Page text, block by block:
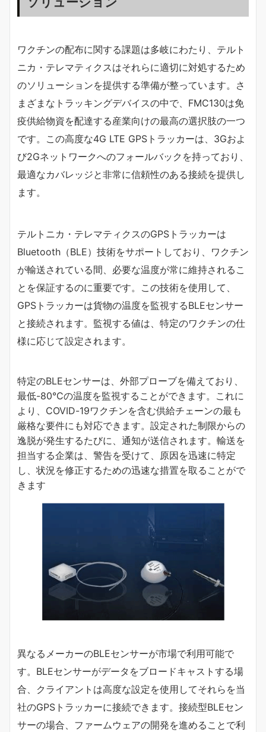
ワクチンの配布に関する課題は多岐にわたり、テルト
ニカ・テレマティクスはそれらに適切に対処するため
のソリューションを提供する準備が整っています。さ
まざまなトラッキングデバイスの中で、FMC130は免
疫供給物資を配達する産業向けの最高の選択肢の一つ
です。この高度な4G LTE GPSトラッカーは、3Gおよ
び2Gネットワークへのフォールバックを持っており、
最適なカバレッジと非常に信頼性のある接続を提供し
ます。
テルトニカ・テレマティクスのGPSトラッカーは
Bluetooth（BLE）技術をサポートしており、ワクチン
が輸送されている間、必要な温度が常に維持されるこ
とを保証するのに重要です。この技術を使用して、
GPSトラッカーは貨物の温度を監視するBLEセンサー
と接続されます。監視する値は、特定のワクチンの仕
様に応じて設定されます。
特定のBLEセンサーは、外部プローブを備えており、
最低-80°Cの温度を監視することができます。これに
より、COVID-19ワクチンを含む供給チェーンの最も
厳格な要件にも対応できます。設定された制限からの
逸脱が発生するたびに、通知が送信されます。輸送を
担当する企業は、警告を受けて、原因を迅速に特定
し、状況を修正するための迅速な措置を取ることがで
きます
異なるメーカーのBLEセンサーが市場で利用可能で
す。BLEセンサーがデータをブロードキャストする場
合、クライアントは高度な設定を使用してそれらを当
社のGPSトラッカーに接続できます。接続型BLEセン
サーの場合、ファームウェアの開発を進めることで利